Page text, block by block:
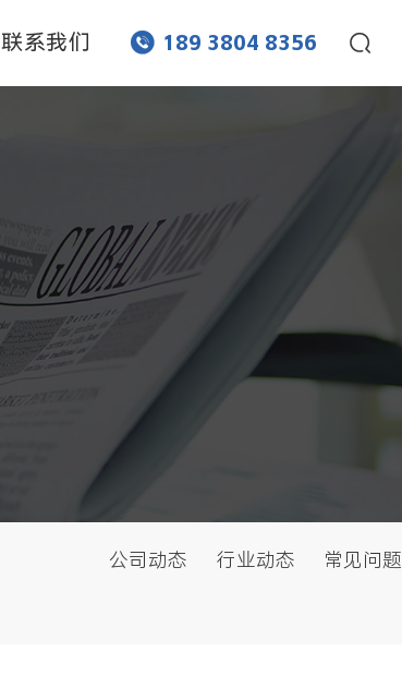
联系我们  189 3804 8356 
公司动态 行业动态 常见问题